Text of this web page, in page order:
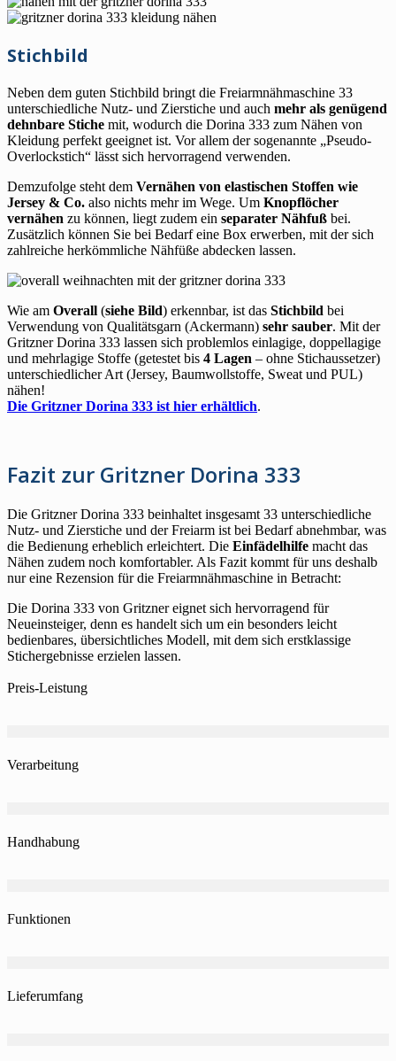
Stichbild
Neben dem guten Stichbild bringt die Freiarmnähmaschine 33
unterschiedliche Nutz- und Zierstiche und auch mehr als genügend
dehnbare Stiche mit, wodurch die Dorina 333 zum Nähen von
Kleidung perfekt geeignet ist. Vor allem der sogenannte „Pseudo-
Overlockstich“ lässt sich hervorragend verwenden.
Demzufolge steht dem Vernähen von elastischen Stoffen wie
Jersey & Co. also nichts mehr im Wege. Um Knopflöcher
vernähen zu können, liegt zudem ein separater Nähfuß bei.
Zusätzlich können Sie bei Bedarf eine Box erwerben, mit der sich
zahlreiche herkömmliche Nähfüße abdecken lassen.
Wie am Overall (siehe Bild) erkennbar, ist das Stichbild bei
Verwendung von Qualitätsgarn (Ackermann) sehr sauber. Mit der
Gritzner Dorina 333 lassen sich problemlos einlagige, doppellagige
und mehrlagige Stoffe (getestet bis 4 Lagen – ohne Stichaussetzer)
unterschiedlicher Art (Jersey, Baumwollstoffe, Sweat und PUL)
nähen!
Die Gritzner Dorina 333 ist hier erhältlich.
Fazit zur Gritzner Dorina 333
Die Gritzner Dorina 333 beinhaltet insgesamt 33 unterschiedliche
Nutz- und Zierstiche und der Freiarm ist bei Bedarf abnehmbar, was
die Bedienung erheblich erleichtert. Die Einfädelhilfe macht das
Nähen zudem noch komfortabler. Als Fazit kommt für uns deshalb
nur eine Rezension für die Freiarmnähmaschine in Betracht:
Die Dorina 333 von Gritzner eignet sich hervorragend für
Neueinsteiger, denn es handelt sich um ein besonders leicht
bedienbares, übersichtliches Modell, mit dem sich erstklassige
Stichergebnisse erzielen lassen.
Preis-Leistung
Verarbeitung
Handhabung
Funktionen
Lieferumfang